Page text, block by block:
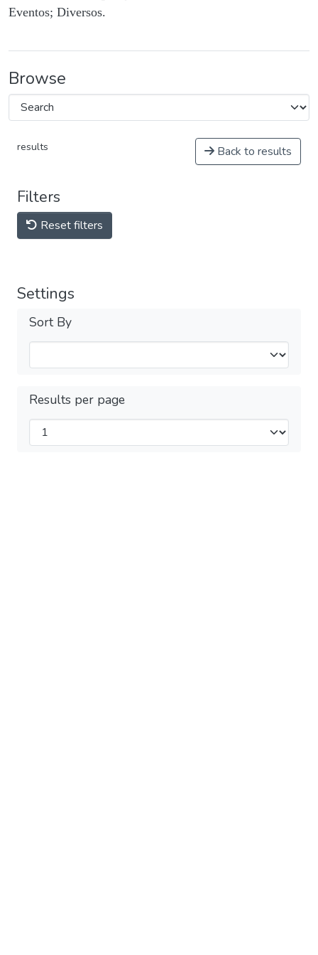
Eventos; Diversos.
Browse
results Back to results
Filters
Reset filters
Settings
Sort By
Results per page